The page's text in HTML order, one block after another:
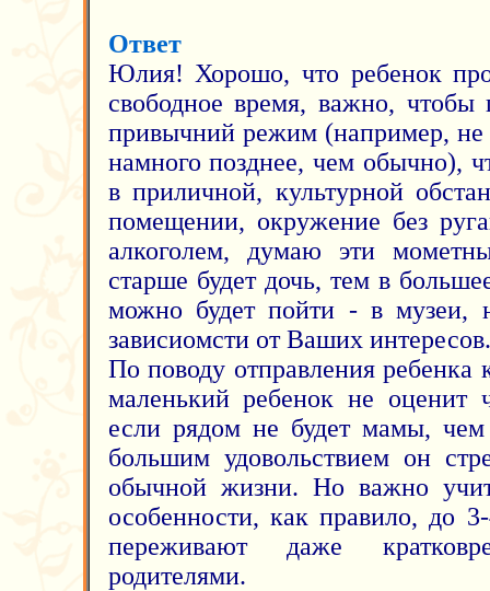
Ответ
Юлия! Хорошо, что ребенок
свободное время, важно,
привычний режим (например, не
намного позднее, чем обычно),
в приличной, культурной
помещении, окружение без
алкоголем, думаю эти
старше будет дочь, тем в
можно будет пойти - в музеи,
зависиомсти от Ваших интересов.
По поводу отправления
маленький ребенок не оценит
если рядом не будет мамы,
большим удовольствием он
обычной жизни. Но важно
особенности, как правило, до
переживают даже
родителями.